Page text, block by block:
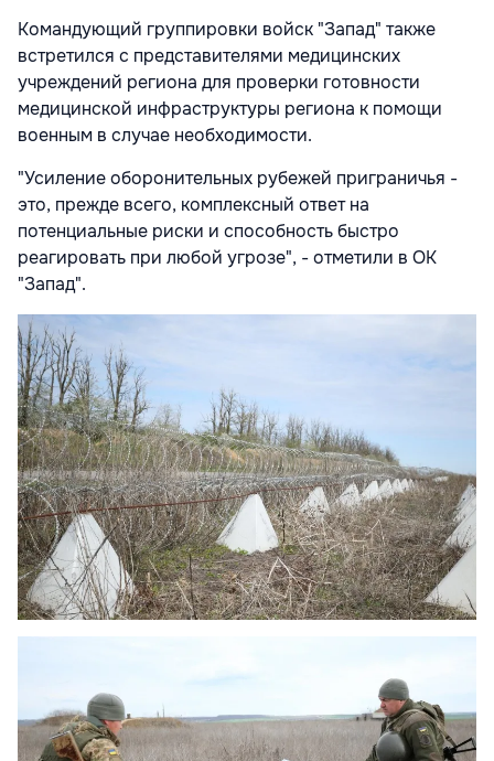
Командующий группировки войск "Запад" также
встретился с представителями медицинских
учреждений региона для проверки готовности
медицинской инфраструктуры региона к помощи
военным в случае необходимости.
"Усиление оборонительных рубежей приграничья -
это, прежде всего, комплексный ответ на
потенциальные риски и способность быстро
реагировать при любой угрозе", - отметили в ОК
"Запад".